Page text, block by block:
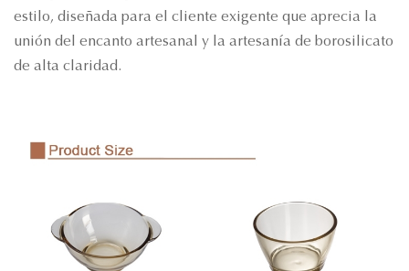
estilo, diseñada para el cliente exigente que aprecia la
unión del encanto artesanal y la artesanía de borosilicato
de alta claridad.